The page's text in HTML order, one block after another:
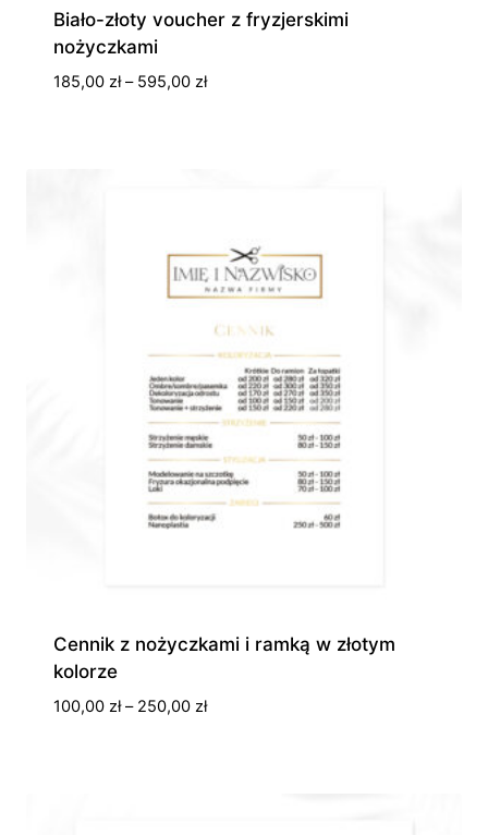
Biało-złoty voucher z fryzjerskimi
nożyczkami
185,00 zł – 595,00 złZakres
Cennik z nożyczkami i ramką w złotym
kolorze
100,00 zł – 250,00 złZakres